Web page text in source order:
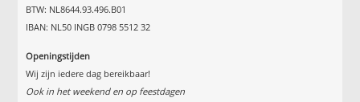
BTW: NL8644.93.496.B01
IBAN: NL50 INGB 0798 5512 32
Openingstijden
Wij zijn iedere dag bereikbaar!
Ook in het weekend en op feestdagen